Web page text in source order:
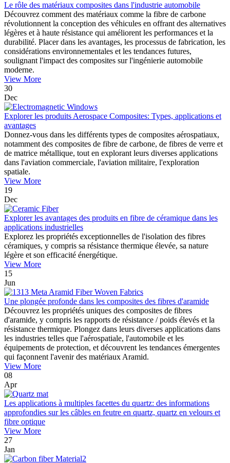
Le rôle des matériaux composites dans l'industrie automobile
Découvrez comment des matériaux comme la fibre de carbone
révolutionnent la conception des véhicules en offrant des alternatives
légères et à haute résistance qui améliorent les performances et la
durabilité. Placer dans les avantages, les processus de fabrication, les
considérations environnementales et les tendances futures,
soulignant l'impact des composites sur l'ingénierie automobile
moderne.
View More
30
Dec
Explorer les produits Aerospace Composites: Types, applications et
avantages
Donnez-vous dans les différents types de composites aérospatiaux,
notamment des composites de fibre de carbone, de fibres de verre et
de matrice métallique, tout en explorant leurs diverses applications
dans l'aviation commerciale, l'aviation militaire, l'exploration
spatiale.
View More
19
Dec
Explorer les avantages des produits en fibre de céramique dans les
applications industrielles
Explorez les propriétés exceptionnelles de l'isolation des fibres
céramiques, y compris sa résistance thermique élevée, sa nature
légère et son efficacité énergétique.
View More
15
Jun
Une plongée profonde dans les composites des fibres d'aramide
Découvrez les propriétés uniques des composites de fibres
d'aramide, y compris les rapports de résistance / poids élevés et la
résistance thermique. Plongez dans leurs diverses applications dans
les industries telles que l'aérospatiale, l'automobile et les
équipements de protection, et découvrent les tendances émergentes
qui façonnent l'avenir des matériaux Aramid.
View More
08
Apr
Les applications à multiples facettes du quartz: des informations
approfondies sur les câbles en feutre en quartz, quartz en velours et
fibre optique
View More
27
Jan